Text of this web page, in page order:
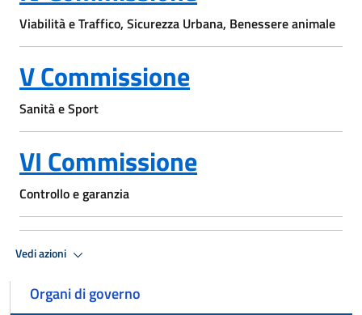
Viabilità e Traffico, Sicurezza Urbana, Benessere animale
V Commissione
Sanità e Sport
VI Commissione
Controllo e garanzia
Vedi azioni
Organi di governo